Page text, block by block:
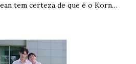
tem certeza de que é o Korn…